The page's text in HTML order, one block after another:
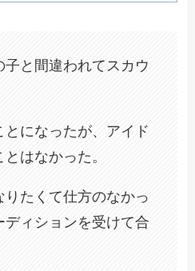
と間違われてスカウ
になったが、アイド
はなかった。
たくて仕方のなかっ
ディションを受けて合